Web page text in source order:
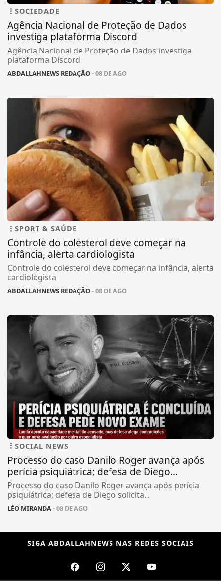
SOCIEDADE
Agência Nacional de Proteção de Dados
investiga plataforma Discord
Agência Nacional de Proteção de Dados investiga
plataforma Discord
ABDALLAHNEWS REDAÇÃO- 08 DE AGO
SPORT & SAÚDE
Controle do colesterol deve começar na
infância, alerta cardiologista
Controle do colesterol deve começar na infância, alerta
cardiologista
ABDALLAHNEWS REDAÇÃO- 08 DE AGO
SOCIAL NEWS
Processo do caso Danilo Roger avança após
perícia psiquiátrica; defesa de Diego...
Processo do caso Danilo Roger avança após perícia
psiquiátrica; defesa de Diego solicita...
LÉO MIRANDA- 08 DE AGO
SIGA ABDALLAHNEWS NAS REDES SOCIAIS